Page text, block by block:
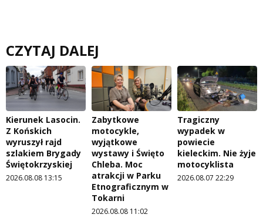
CZYTAJ DALEJ
Kierunek Lasocin.
Z Końskich
wyruszył rajd
szlakiem Brygady
Świętokrzyskiej
2026.08.08 13:15
Zabytkowe
motocykle,
wyjątkowe
wystawy i Święto
Chleba. Moc
atrakcji w Parku
Etnograficznym w
Tokarni
2026.08.08 11:02
Tragiczny
wypadek w
powiecie
kieleckim. Nie żyje
motocyklista
2026.08.07 22:29